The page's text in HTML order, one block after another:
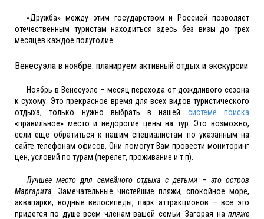
«Дружба» между этим государством и Россией позволяет
отечественным туристам находиться здесь без визы до трех
месяцев каждое полугодие.
Венесуэла в ноябре: планируем активный отдых и экскурсии
Ноябрь в Венесуэле – месяц перехода от дождливого сезона
к сухому. Это прекрасное время для всех видов туристического
отдыха, только нужно выбрать в нашей системе поиска
«правильное» место и недорогие цены на тур. Это возможно,
если еще обратиться к нашим специалистам по указанным на
сайте телефонам офисов. Они помогут Вам провести мониторинг
цен, условий по турам (перелет, проживание и т.п).
Лучшее место для семейного отдыха с детьми – это остров
Маргарита. Замечательные чистейшие пляжи, спокойное море,
аквапарки, водные велосипеды, парк аттракционов – все это
придется по душе всем членам вашей семьи. Загорая на пляже